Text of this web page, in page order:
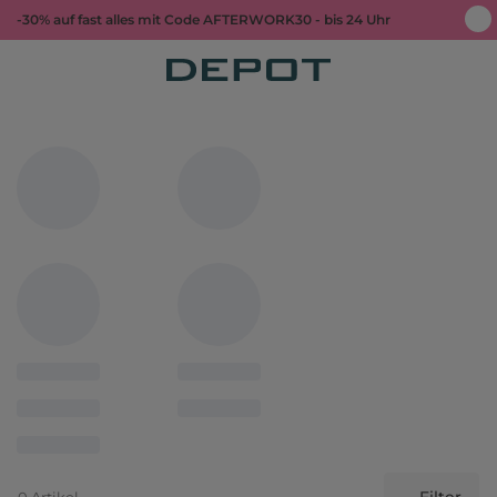
-30% auf fast alles mit Code AFTERWORK30 - bis 24 Uhr